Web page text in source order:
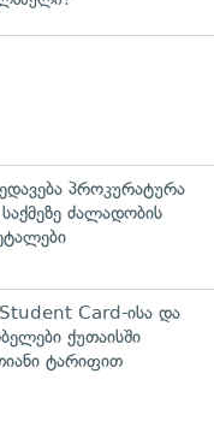
პროკურატურა
ძალადობის
Card-ისა და
ქუთაისში
ტარიფით